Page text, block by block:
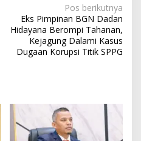
Pos berikutnya
Eks Pimpinan BGN Dadan
Hidayana Berompi Tahanan,
Kejagung Dalami Kasus
Dugaan Korupsi Titik SPPG